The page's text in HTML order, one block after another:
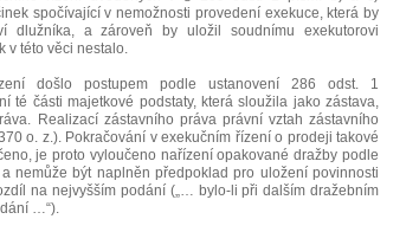
spočívající v nemožnosti provedení exekuce, která by
dlužníka, a zároveň by uložil soudnímu exekutorovi
v této věci nestalo.
došlo postupem podle ustanovení 286 odst. 1
té části majetkové podstaty, která sloužila jako zástava,
Realizací zástavního práva právní vztah zástavního
o. z.). Pokračování v exekučním řízení o prodeji takové
je proto vyloučeno nařízení opakované dražby podle
nemůže být naplněn předpoklad pro uložení povinnosti
na nejvyšším podání („… bylo-li při dalším dražebním
…“).